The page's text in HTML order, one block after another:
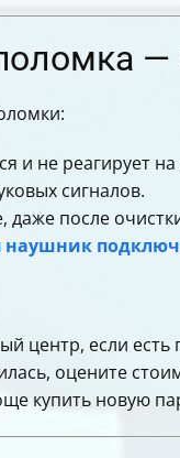
—
и не реагирует на
сигналов.
даже после
наушник
центр, если есть
оцените
купить новую